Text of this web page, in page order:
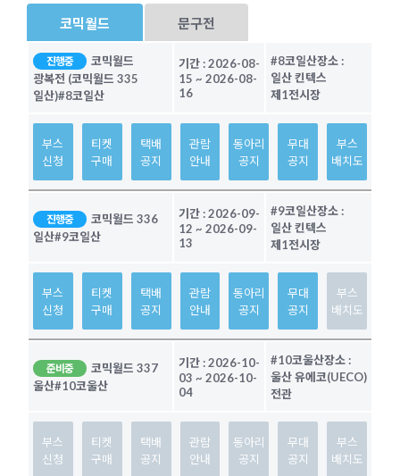
코믹월드 문구전
진행중
코믹월드
광복전 (코믹월드 335
일산)#8코일산
기간 :2026-08-
15 ~ 2026-08-
16
#8코일산장소 :
일산 킨텍스
제1전시장
부스
신청
티켓
구매
택배
공지
관람
안내
동아리
공지
무대
공지
부스
배치도
진행중
코믹월드 336
일산#9코일산
기간 :2026-09-
12 ~ 2026-09-
13
#9코일산장소 :
일산 킨텍스
제1전시장
부스
신청
티켓
구매
택배
공지
관람
안내
동아리
공지
무대
공지
부스
배치도
준비중
코믹월드 337
울산#10코울산
기간 :2026-10-
03 ~ 2026-10-
04
#10코울산장소 :
울산 유에코(UECO)
전관
부스
신청
티켓
구매
택배
공지
관람
안내
동아리
공지
무대
공지
부스
배치도